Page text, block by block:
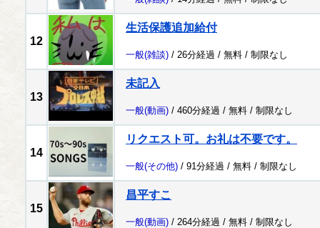
12
生活保護追加給付
一般(雑談) / 26分経過 / 無料 / 制限なし
13
未記入
一般(動画) / 460分経過 / 無料 / 制限なし
14
リクエスト可。お礼は不要です。
一般(その他) / 91分経過 / 無料 / 制限なし
15
昌平すこ
一般(動画) / 264分経過 / 無料 / 制限なし